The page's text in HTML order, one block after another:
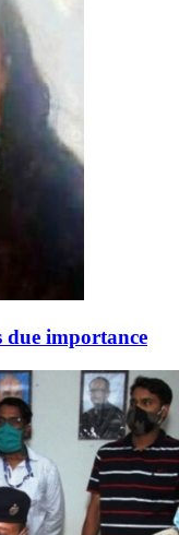
due importance